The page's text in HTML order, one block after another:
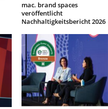
mac. brand spaces
veröffentlicht
Nachhaltigkeitsbericht 2026